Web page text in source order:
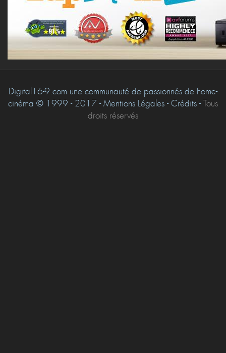
Digital16-9.com une communauté de passionnés de home-
cinéma © 1999 - 2017 - Mentions Légales - Crédits -Tous
droits réservés